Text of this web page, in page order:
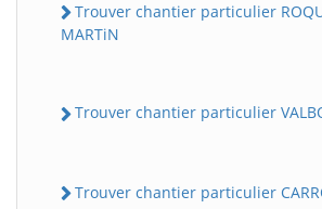
Trouver chantier particulier
MARTiN
Trouver chantier particulier
Trouver chantier particulier